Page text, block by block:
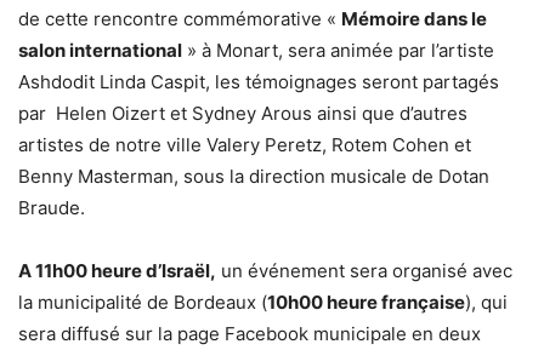
de cette rencontre commémorative « Mémoire dans le
salon international » à Monart, sera animée par l’artiste
Ashdodit Linda Caspit, les témoignages seront partagés
par Helen Oizert et Sydney Arous ainsi que d’autres
artistes de notre ville Valery Peretz, Rotem Cohen et
Benny Masterman, sous la direction musicale de Dotan
Braude.
A 11h00 heure d’Israël, un événement sera organisé avec
la municipalité de Bordeaux (10h00 heure française), qui
sera diffusé sur la page Facebook municipale en deux